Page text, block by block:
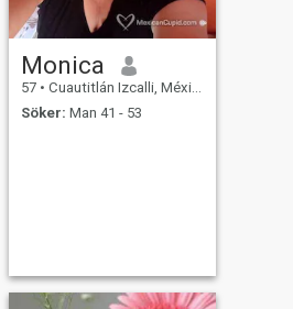
Monica
57 • Cuautitlán Izcalli, México, Mexico
Söker: Man 41 - 53